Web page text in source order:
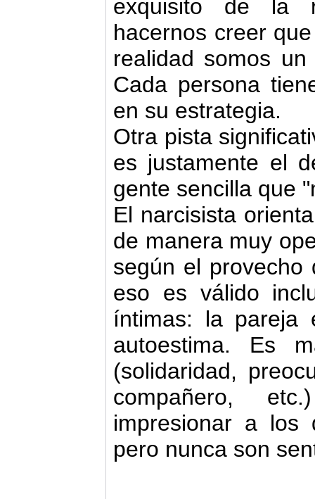
exquisito de la
hacernos creer
realidad somos
Cada persona
en su estrategia.
Otra pista
es justamente el
gente sencilla que
El narcisista
de manera muy
según el
eso es válido
íntimas: la pareja
autoestima. Es
(solidaridad,
compañero,
impresionar a los
pero nunca son